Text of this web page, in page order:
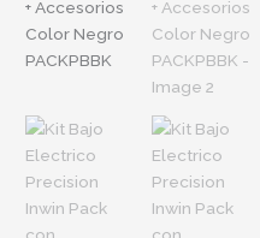
Accesorios
Color
Negro
cantidad